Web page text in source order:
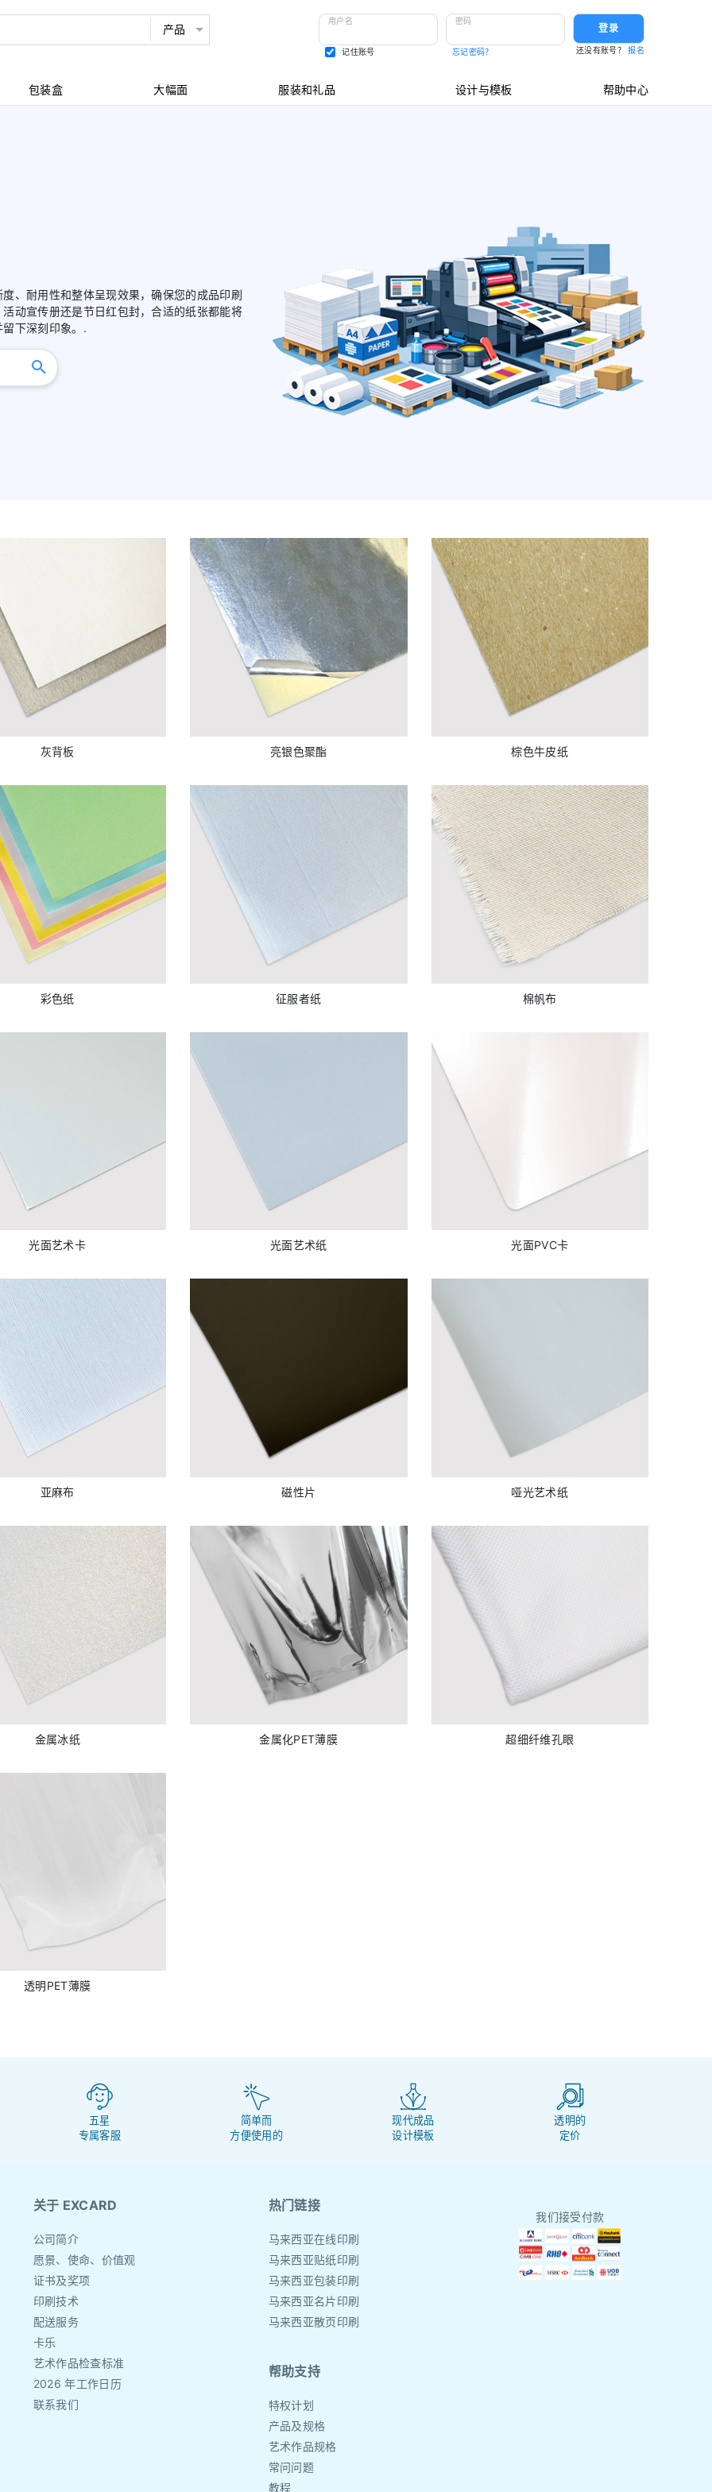
用户名
记住账号
密码
忘记密码？
登录
还没有账号？报名
包装盒 大幅面 服装和礼品 设计与模板 帮助中心
、耐用性和整体呈现效果，确保您的成品印刷
动宣传册还是节日红包封，合适的纸张都能将
下深刻印象。.
灰背板 亮银色聚酯 棕色牛皮纸
彩色纸 征服者纸 棉帆布
光面艺术卡 光面艺术纸 光面PVC卡
亚麻布 磁性片 哑光艺术纸
金属冰纸 金属化PET薄膜 超细纤维孔眼
透明PET薄膜
五星
专属客服
简单而
方便使用的
现代成品
设计模板
透明的
定价
关于 EXCARD
公司简介
愿景、使命、价值观
证书及奖项
印刷技术
配送服务
卡乐
艺术作品检查标准
2026 年工作日历
联系我们
热门链接
马来西亚在线印刷
马来西亚贴纸印刷
马来西亚包装印刷
马来西亚名片印刷
马来西亚散页印刷
帮助支持
特权计划
产品及规格
艺术作品规格
常问问题
教程
我们接受付款